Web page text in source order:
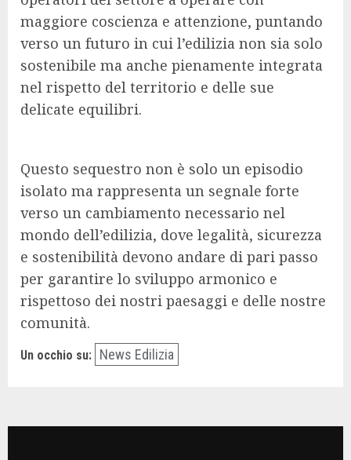
maggiore coscienza e attenzione, puntando
verso un futuro in cui l’edilizia non sia solo
sostenibile ma anche pienamente integrata
nel rispetto del territorio e delle sue
delicate equilibri.
Questo sequestro non è solo un episodio
isolato ma rappresenta un segnale forte
verso un cambiamento necessario nel
mondo dell’edilizia, dove legalità, sicurezza
e sostenibilità devono andare di pari passo
per garantire lo sviluppo armonico e
rispettoso dei nostri paesaggi e delle nostre
comunità.
Un occhio su: News Edilizia